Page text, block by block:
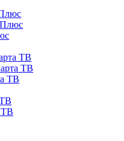
ТВ
ТВ
ТВ
ТВ